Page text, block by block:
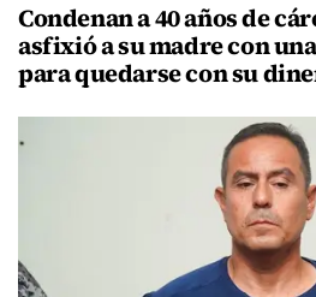
Condenan a 40 años de
asfixió a su madre con
para quedarse con su